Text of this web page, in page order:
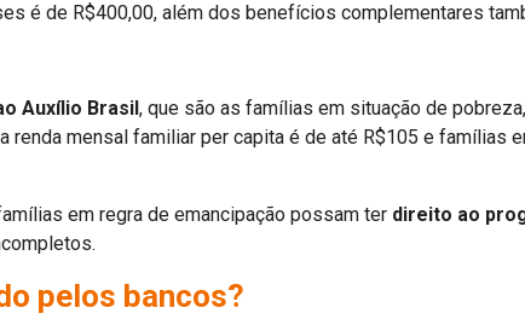
é de R$400,00, além dos benefícios complementares
Auxílio Brasil, que são as famílias em situação de
mensal familiar per capita é de até R$105 e famílias
em regra de emancipação possam ter direito ao
pelos bancos?